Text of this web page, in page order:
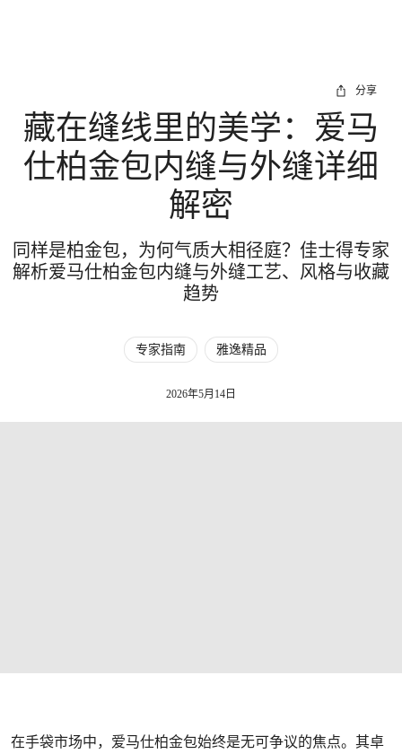
分享
藏在缝线里的美学：爱马
仕柏金包内缝与外缝详细
解密
同样是柏金包，为何气质大相径庭？佳士得专家
解析爱马仕柏金包内缝与外缝工艺、风格与收藏
趋势
专家指南 雅逸精品
2026年5月14日
在手袋市场中，爱马仕柏金包始终是无可争议的焦点。其卓